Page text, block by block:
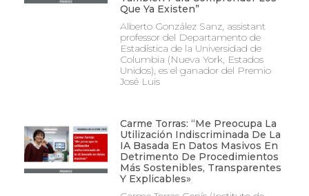
Que Ya Existen”
Alberto González Sanz, assistant
professor del Departamento de
Estadística de la Universidad de
Columbia (Nueva York, Estados
Unidos), es el ganador del Premio
José Luis
Carme Torras: “Me Preocupa La
Utilización Indiscriminada De La
IA Basada En Datos Masivos En
Detrimento De Procedimientos
Más Sostenibles, Transparentes
Y Explicables»